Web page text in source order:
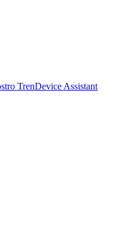
TrenDevice Assistant